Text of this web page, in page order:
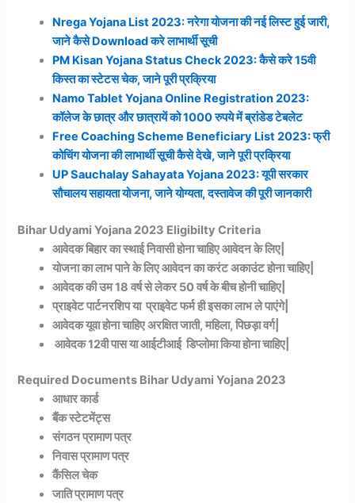
Nrega Yojana List 2023: नरेगा योजना की नई लिस्ट हुई जारी,
जाने कैसे Download करे लाभार्थी सूची
PM Kisan Yojana Status Check 2023: कैसे करे 15वी
किस्त का स्टेटस चेक, जाने पूरी प्रक्रिया
Namo Tablet Yojana Online Registration 2023:
कॉलेज के छात्र और छात्रायें को 1000 रुपये में ब्रांडेड टेबलेट
Free Coaching Scheme Beneficiary List 2023: फ्री
कोचिंग योजना की लाभार्थी सूची कैसे देखे, जाने पूरी प्रक्रिया
UP Sauchalay Sahayata Yojana 2023: यूपी सरकार
सौचालय सहायता योजना, जाने योग्यता, दस्तावेज की पूरी जानकारी
Bihar Udyami Yojana 2023 Eligibilty Criteria
आवेदक बिहार का स्थाई निवासी होना चाहिए आवेदन के लिए|
योजना का लाभ पाने के लिए आवेदन का करंट अकाउंट होना चाहिए|
आवेदक की उम 18 वर्ष से लेकर 50 वर्ष के बीच होनी चाहिए|
प्राइवेट पार्टनरशिप या प्राइवेट फर्म ही इसका लाभ ले पाएंगे|
आवेदक यूवा होना चाहिए अरक्षित जाती, महिला, पिछड़ा वर्ग|
आवेदक 12वी पास या आईटीआई डिप्लोमा किया होना चाहिए|
Required Documents Bihar Udyami Yojana 2023
आधार कार्ड
बैंक स्टेटमेंट्स
संगठन प्रामाण पत्र
निवास प्रामाण पत्र
कैंसिल चेक
जाति प्रामाण पत्र